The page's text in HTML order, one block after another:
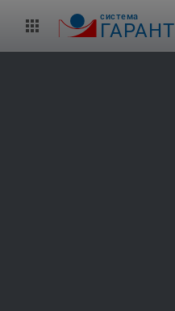
cистема
ГАРАНТ